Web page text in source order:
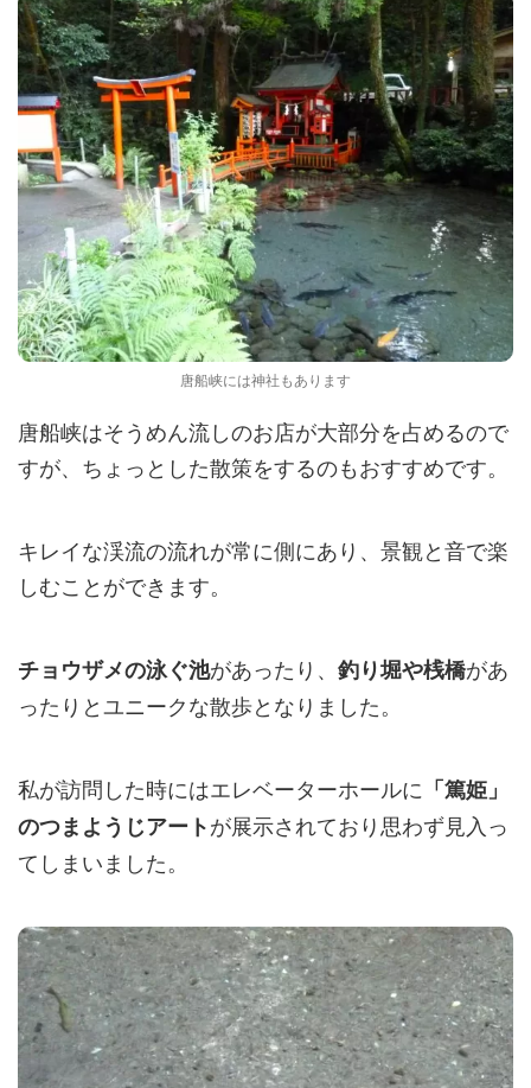
唐船峡には神社もあります
唐船峡はそうめん流しのお店が大部分を占めるので
すが、ちょっとした散策をするのもおすすめです。
キレイな渓流の流れが常に側にあり、景観と音で楽
しむことができます。
チョウザメの泳ぐ池があったり、 釣り堀や桟橋があ
ったりとユニークな散歩となりました。
私が訪問した時にはエレベーターホールに 「篤姫」
のつまようじアートが展示されており思わず見入っ
てしまいました。